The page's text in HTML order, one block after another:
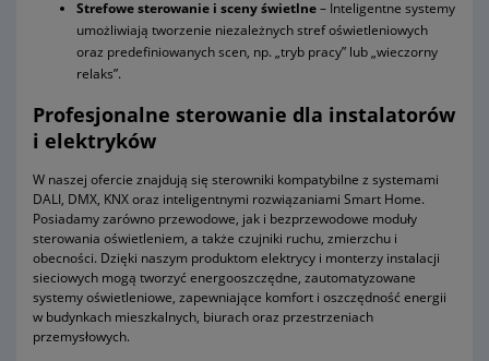
Strefowe sterowanie i sceny świetlne– Inteligentne systemy
umożliwiają tworzenie niezależnych stref oświetleniowych
oraz predefiniowanych scen, np. „tryb pracy” lub „wieczorny
relaks”.
Profesjonalne sterowanie dla instalatorów
i elektryków
W naszej ofercie znajdują się sterowniki kompatybilne z systemami
DALI, DMX, KNX oraz inteligentnymi rozwiązaniami Smart Home.
Posiadamy zarówno przewodowe, jak i bezprzewodowe moduły
sterowania oświetleniem, a także czujniki ruchu, zmierzchu i
obecności. Dzięki naszym produktom elektrycy i monterzy instalacji
sieciowych mogą tworzyć energooszczędne, zautomatyzowane
systemy oświetleniowe, zapewniające komfort i oszczędność energii
w budynkach mieszkalnych, biurach oraz przestrzeniach
przemysłowych.